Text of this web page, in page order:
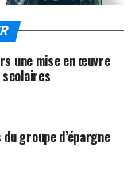
une mise en œuvre
groupe d’épargne